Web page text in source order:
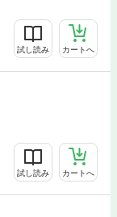
試し読み カートへ
試し読み カートへ